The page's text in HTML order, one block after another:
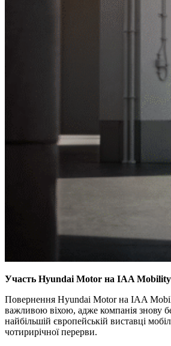
Участь Hyundai Motor на IAA Mobility
Повернення Hyundai Motor на IAA
важливою віхою, адже компанія знову
найбільшій європейській виставці
чотирирічної перерви.